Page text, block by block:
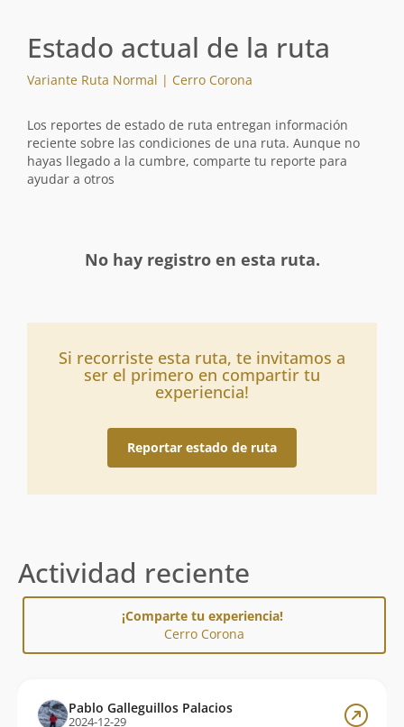
Estado actual de la ruta
Variante Ruta Normal | Cerro Corona
Los reportes de estado de ruta entregan información
reciente sobre las condiciones de una ruta. Aunque no
hayas llegado a la cumbre, comparte tu reporte para
ayudar a otros
No hay registro en esta ruta.
Si recorriste esta ruta, te invitamos a
ser el primero en compartir tu
experiencia!
Reportar estado de ruta
Actividad reciente
¡Comparte tu experiencia!
Cerro Corona
Pablo Galleguillos Palacios
2024-12-29